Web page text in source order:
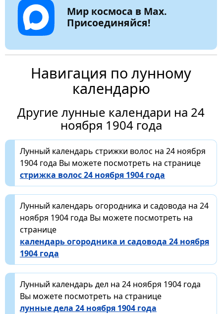
Мир космоса в Max.
Присоединяйся!
Навигация по лунному
календарю
Другие лунные календари на 24
ноября 1904 года
Лунный календарь стрижки волос на 24 ноября
1904 года Вы можете посмотреть на странице
стрижка волос 24 ноября 1904 года
Лунный календарь огородника и садовода на 24
ноября 1904 года Вы можете посмотреть на
странице
календарь огородника и садовода 24 ноября
1904 года
Лунный календарь дел на 24 ноября 1904 года
Вы можете посмотреть на странице
лунные дела 24 ноября 1904 года